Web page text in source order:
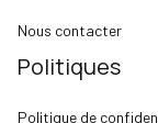
Nous contacter
Politiques
Politique de